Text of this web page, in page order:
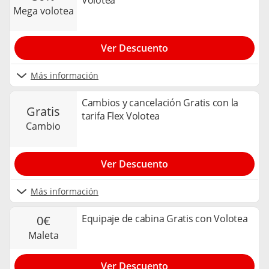
mega volotea
Más información
Ver Descuento
gratis
cambio
Cambios y cancelación Gratis con la
tarifa Flex Volotea
Más información
Ver Descuento
0€
maleta
Equipaje de cabina Gratis con Volotea
Ver Descuento